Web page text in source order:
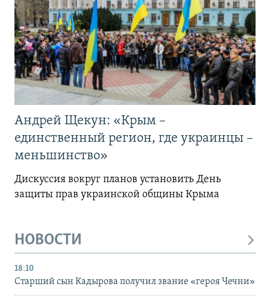
Андрей Щекун: «Крым –
единственный регион, где украинцы –
меньшинство»
Дискуссия вокруг планов установить День
защиты прав украинской общины Крыма
НОВОСТИ
18:10
Старший сын Кадырова получил звание «героя Чечни»